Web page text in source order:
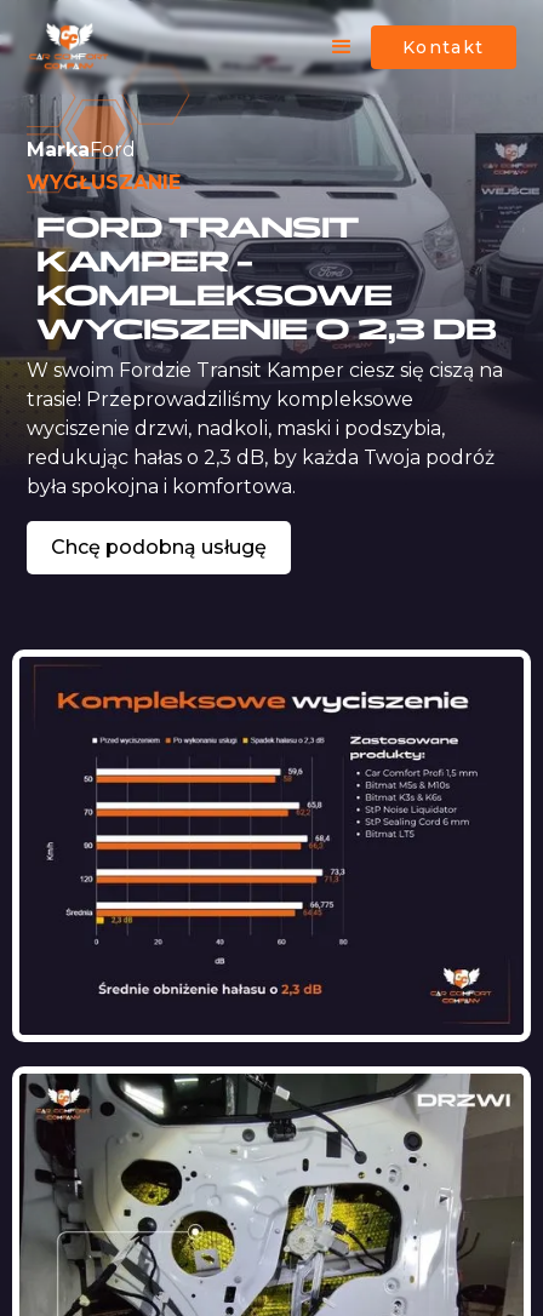
Kontakt
MarkaFord
WYGŁUSZANIE
FORD TRANSIT
KAMPER –
KOMPLEKSOWE
WYCISZENIE O 2,3 DB
W swoim Fordzie Transit Kamper ciesz się ciszą na
trasie! Przeprowadziliśmy kompleksowe
wyciszenie drzwi, nadkoli, maski i podszybia,
redukując hałas o 2,3 dB, by każda Twoja podróż
była spokojna i komfortowa.
Chcę podobną usługę